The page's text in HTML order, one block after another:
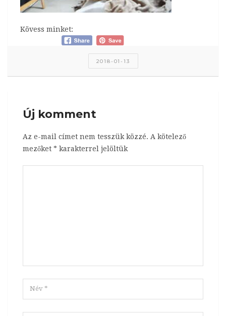
Kövess minket:
2018-01-13
Új komment
Az e-mail címet nem tesszük közzé. A kötelező
mezőket * karakterrel jelöltük